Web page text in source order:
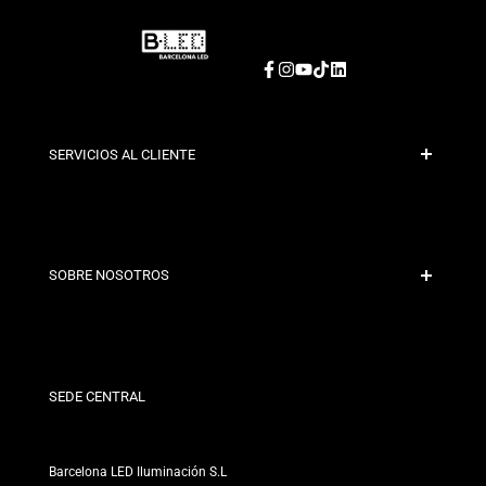
Facebook
Instagram
YouTube
TikTokLinkedIn
SERVICIOS AL CLIENTE
Contacto
SOBRE NOSOTROS
Nuestras Tiendas
SEDE CENTRAL
Barcelona LED Iluminación S.L